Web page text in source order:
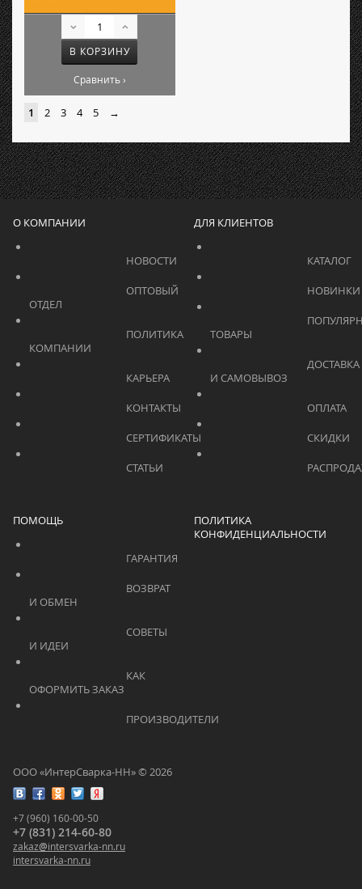
В КОРЗИНУ
Сравнить ›
1 2 3 4 5 →
ООО «ИнтерСварка-НН» © 2026
+7 (960) 160-00-50
+7 (831) 214-60-80
zakaz@intersvarka-nn.ru
intersvarka-nn.ru
О КОМПАНИИ
			    		КАРЬЕРА
ДЛЯ КЛИЕНТОВ
ПОМОЩЬ
ПОЛИТИКА
КОНФИДЕНЦИАЛЬНОСТИ